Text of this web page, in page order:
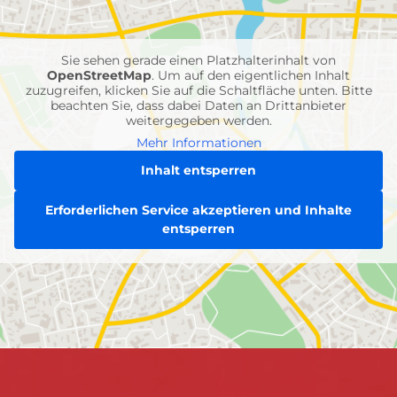
Einheiten
Sie sehen gerade einen Platzhalterinhalt von
OpenStreetMap. Um auf den eigentlichen Inhalt
zuzugreifen, klicken Sie auf die Schaltfläche unten. Bitte
beachten Sie, dass dabei Daten an Drittanbieter
weitergegeben werden.
Mehr Informationen
Inhalt entsperren
Erforderlichen Service akzeptieren und Inhalte
entsperren